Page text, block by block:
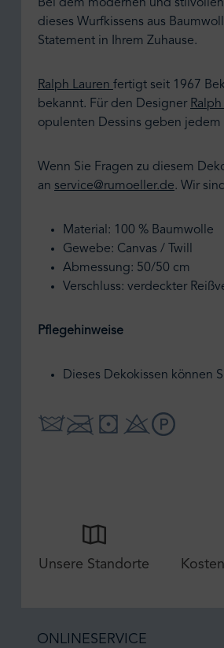
Bei dem modernen und
dieses Wurfkissens aus
Statement in Ihrem Zuhause.
Ralph Lauren fertigt seit 1967
bekannt. Für den Designer
opulenten Dessins geben jedem
Wenn Sie Fragen zu diesem
an service@rumoeller.de. Wir
Material: 100 % Baumwolle
Gewebe: Canvas / Twill
Abmessung: 50/50 cm
Verschluss: verdeckter
Pflegehinweise
Dieses Dekokissen können
Unsere Standorte
ONLINESERVICE